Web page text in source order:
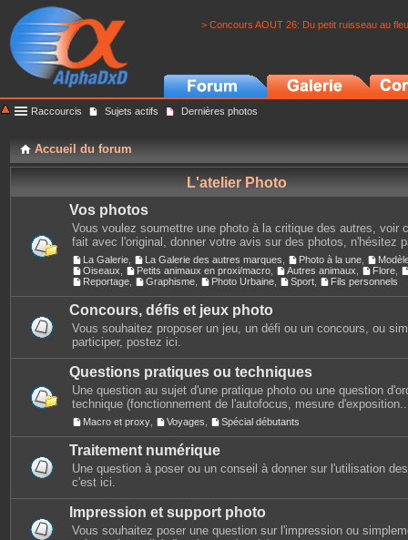
> Concours AOUT 26: Du petit ruisseau au
Raccourcis Sujets actifs Dernières photos
Accueil du forum
L'atelier Photo
Vos photos
Vous voulez soumettre une photo à la critique des autres, voir
fait avec l'original, donner votre avis sur des photos, n'hésitez
La Galerie La Galerie des autres marques Photo à la une
Oiseaux
Petits animaux en proxi/macro Autres animaux Flore
Reportage
Graphisme Photo Urbaine Sport Fils personnels
Concours, défis et jeux photo
Vous souhaitez proposer un jeu, un défi ou un concours, ou
participer, postez ici.
Questions pratiques ou techniques
Une question au sujet d'une pratique photo ou une question
technique (fonctionnement de l'autofocus, mesure
Macro et proxy Voyages Spécial débutants
Traitement numérique
Une question à poser ou un conseil à donner sur l'utilisation
c'est ici.
Impression et support photo
Vous souhaitez poser une question sur l'impression ou